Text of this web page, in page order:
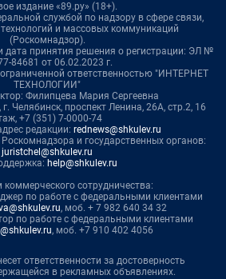
издание «89.ру» (18+).
службой по надзору в сфере связи,
и массовых коммуникаций
(Роскомнадзор).
дата принятия решения о регистрации: ЭЛ №
84681 от 06.02.2023 г.
ответственностью "ИНТЕРНЕТ
ТЕХНОЛОГИИ"
Филипцева Мария Сергеевна
Челябинск, проспект Ленина, 26А, стр.2, 16
+7 (351) 7-0000-74
редакции: rednews@shkulev.ru
и государственных органов:
juristchel@shkulev.ru
help@shkulev.ru
сотрудничества:
по работе с федеральными клиентами
, моб. + 7 982 640 34 32
по работе с федеральными клиентами
, моб. +7 910 402 4056
ответственности за достоверность
в рекламных объявлениях.